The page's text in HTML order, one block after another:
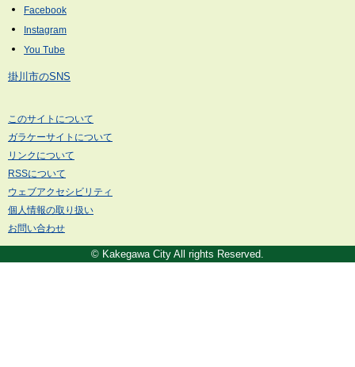
掛川市のSNS
このサイトについて
ガラケーサイトについて
リンクについて
RSSについて
ウェブアクセシビリティ
個人情報の取り扱い
お問い合わせ
© Kakegawa City All rights Reserved.